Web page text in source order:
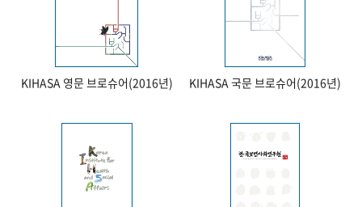
KIHASA 영문 브로슈어(2016년) KIHASA 국문 브로슈어(2016년)